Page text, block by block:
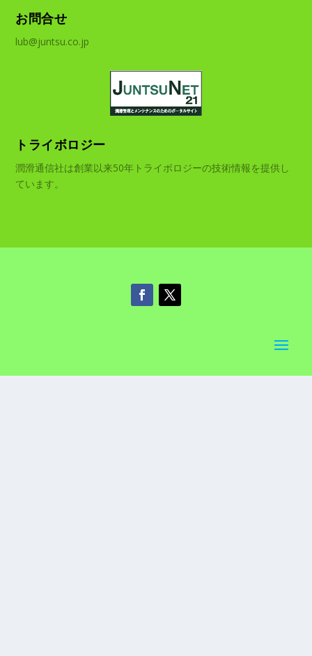
お問合せ
lub@juntsu.co.jp
トライボロジー
潤滑通信社は創業以来50年トライボロジーの技術情報を提供し
ています。